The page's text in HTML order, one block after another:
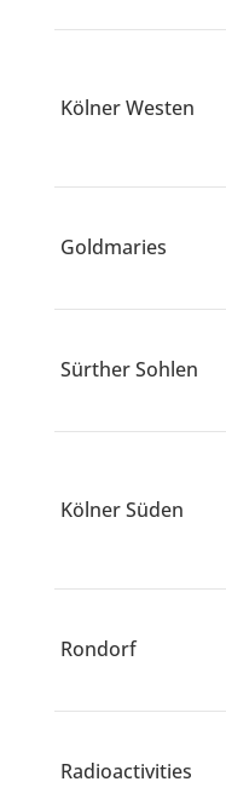
Kölner Westen
Goldmaries
Sürther Sohlen
Kölner Süden
Rondorf
Radioactivities